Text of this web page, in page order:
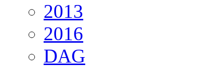
2013
2016
DAG